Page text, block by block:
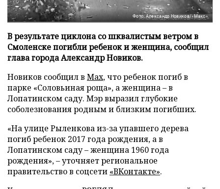
Фото: Александр Новиков/«Макс»
В результате циклона со шквалистым ветром в
Смоленске погибли ребенок и женщина, сообщил
глава города Александр Новиков.
Новиков сообщил в Мах, что ребенок погиб в
парке «Соловьиная роща», а женщина – в
Лопатинском саду. Мэр выразил глубокие
соболезнования родным и близким погибших.
«На улице Рыленкова из-за упавшего дерева
погиб ребенок 2017 года рождения, а в
Лопатинском саду – женщина 1960 года
рождения», – уточняет региональное
правительство в соцсети «ВКонтакте».